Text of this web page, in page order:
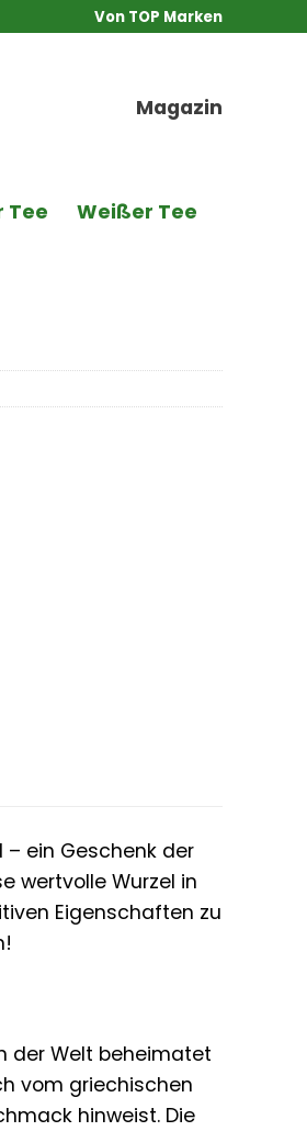
Von TOP Marken
Magazin
Tee Weißer Tee
– ein Geschenk der
wertvolle Wurzel in
Eigenschaften zu
der Welt beheimatet
vom griechischen
hinweist. Die